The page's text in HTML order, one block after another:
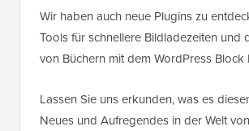
Wir haben auch neue Plugins zu
Tools für schnellere Bildladezeiten und
von Büchern mit dem WordPress Block
Lassen Sie uns erkunden, was es
Neues und Aufregendes in der Welt